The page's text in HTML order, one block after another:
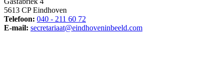
5613 CP Eindhoven
Telefoon: 040 - 211 60 72
E-mail: secretariaat@eindhoveninbeeld.com